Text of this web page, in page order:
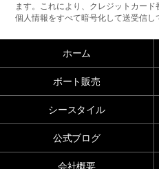
ます。これにより、クレジットカー
個人情報をすべて暗号化して送受信し
ホーム
ボート販売
シースタイル
公式ブログ
会社概要